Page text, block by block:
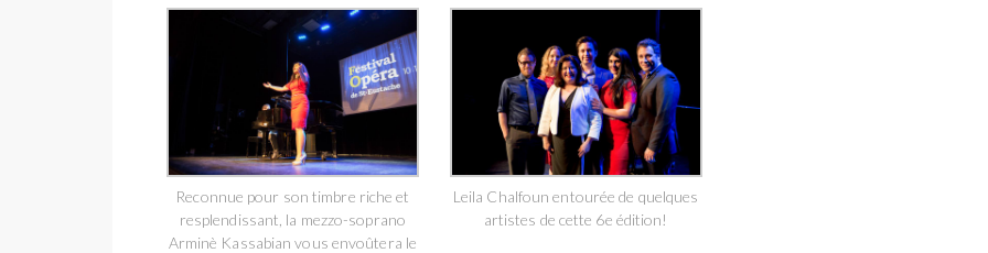
Reconnue pour son timbre riche et
resplendissant, la mezzo-soprano
Arminè Kassabian vous envoûtera le
Leila Chalfoun entourée de quelques
artistes de cette 6e édition!